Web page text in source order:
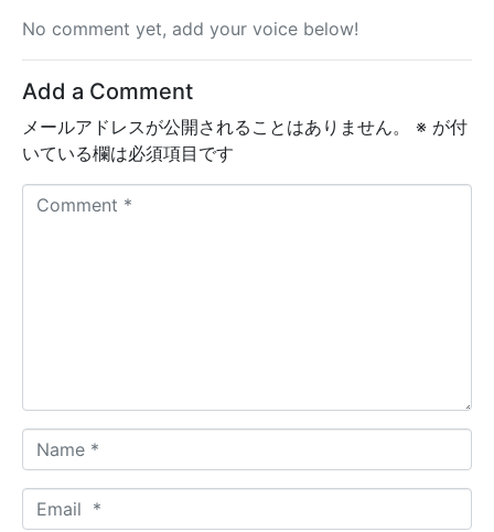
No comment yet, add your voice below!
Add a Comment
メールアドレスが公開されることはありません。 ※ が付
いている欄は必須項目です
a
m
m